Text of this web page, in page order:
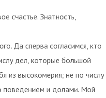
счастье. Знатность,
Да сперва согласимся, кто
дел, которые большой
из высокомерия; не по числу
поведением и долами. Мой